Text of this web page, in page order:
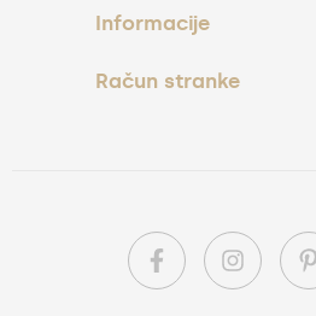
Informacije
Račun stranke